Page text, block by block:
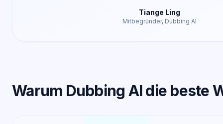
Tiange Ling
Mitbegründer, Dubbing AI
Warum Dubbing AI die beste